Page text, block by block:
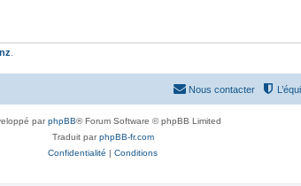
Nous contacter
parphpBB® Forum Software © phpBB Limited
Traduit parphpBB-fr.com
Confidentialité | Conditions